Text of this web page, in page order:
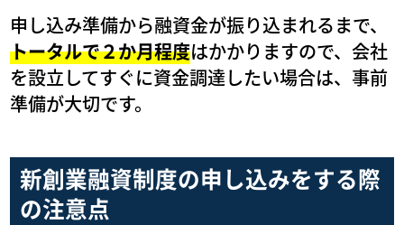
申し込み準備から融資金が振り込まれるまで、
トータルで２か月程度はかかりますので、会社
を設立してすぐに資金調達したい場合は、事前
準備が大切です。
新創業融資制度の申し込みをする際
の注意点